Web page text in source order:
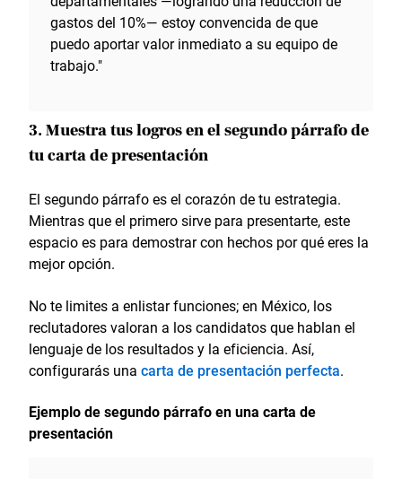
gastos del 10%— estoy convencida de que
puedo aportar valor inmediato a su equipo de
trabajo."
3. Muestra tus logros en el segundo párrafo de
tu carta de presentación
El segundo párrafo es el corazón de tu estrategia.
Mientras que el primero sirve para presentarte, este
espacio es para demostrar con hechos por qué eres la
mejor opción.
No te limites a enlistar funciones; en México, los
reclutadores valoran a los candidatos que hablan el
lenguaje de los resultados y la eficiencia. Así,
configurarás una carta de presentación perfecta.
Ejemplo de segundo párrafo en una carta de
presentación